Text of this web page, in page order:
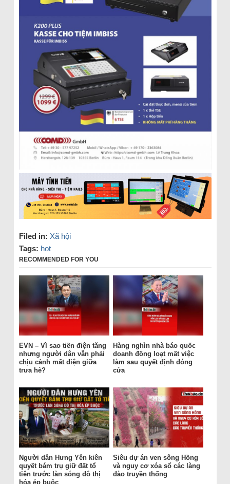
Filed in: Xã hội
Tags: hot
RECOMMENDED FOR YOU
EVN – Vì sao tiền điện tăng
nhưng người dân vẫn phải
chịu cảnh mất điện giữa
trưa hè?
Hàng nghìn nhà báo quốc
doanh đồng loạt mất việc
làm sau quyết định đóng
cửa
Người dân Hưng Yên kiên
quyết bám trụ giữ đất tổ
tiên trước làn sóng đô thị
hóa ép buộc
Siêu dự án ven sông Hồng
và nguy cơ xóa sổ các làng
đào truyền thống